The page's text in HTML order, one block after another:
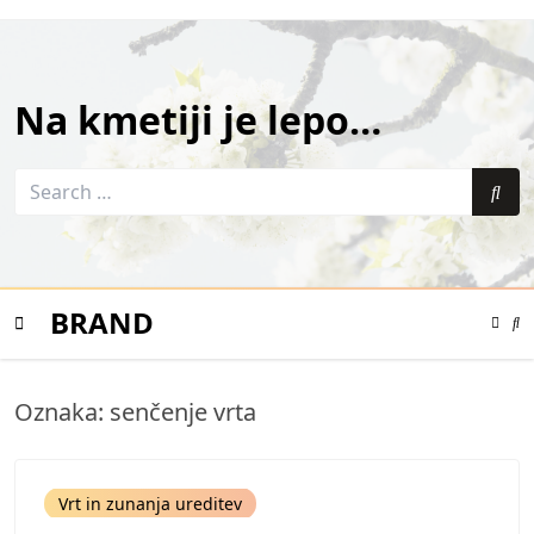
Na kmetiji je lepo…
Search
BRAND
Color
Oznaka: senčenje vrta
Vrt in zunanja ureditev